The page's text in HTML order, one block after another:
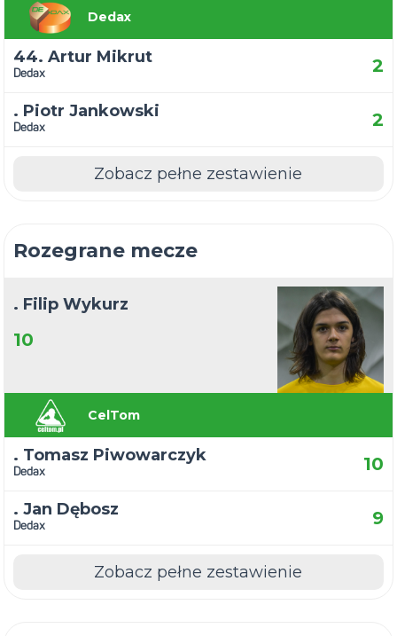
Dedax
44. Artur Mikrut
Dedax 2
. Piotr Jankowski
Dedax 2
Zobacz pełne zestawienie
Rozegrane mecze
. Filip Wykurz
10
CelTom
. Tomasz Piwowarczyk
Dedax 10
. Jan Dębosz
Dedax 9
Zobacz pełne zestawienie